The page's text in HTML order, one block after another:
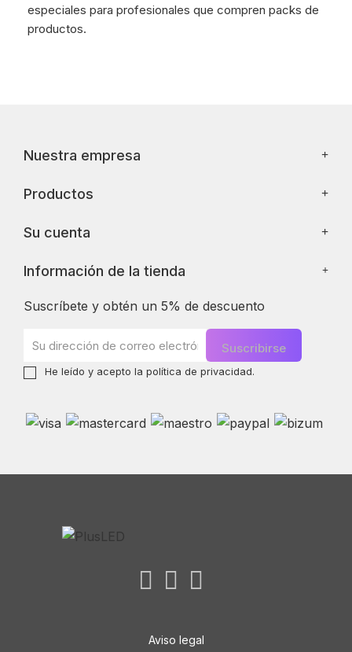
especiales para profesionales que compren packs de
productos.
Nuestra empresa
Productos
Su cuenta
Información de la tienda
Suscríbete y obtén un 5% de descuento
He leído y acepto la política de privacidad.
Aviso legal